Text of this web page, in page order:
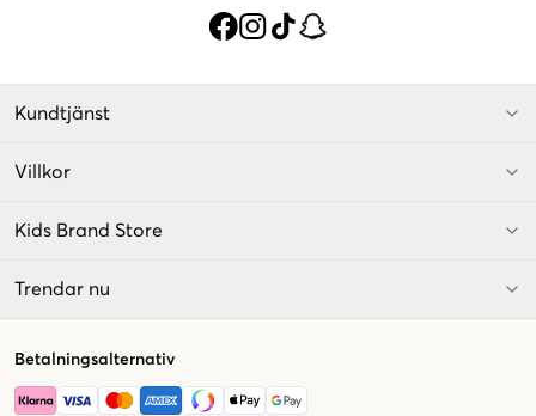
Kundtjänst
Villkor
Kids Brand Store
Trendar nu
Betalningsalternativ